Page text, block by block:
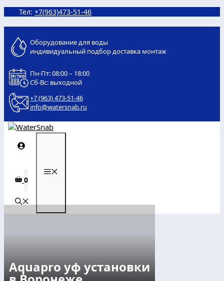
Перейти
Тел: +7(963)473-51-46
Оборудование для воды
индивидуальный подбор доставка монтаж
Пн-Пт: 08:00 – 18:00
Сб-Вс: выходной
+7 (963) 473-51-46
info@watersnab.ru
0
Aquapro уф установки